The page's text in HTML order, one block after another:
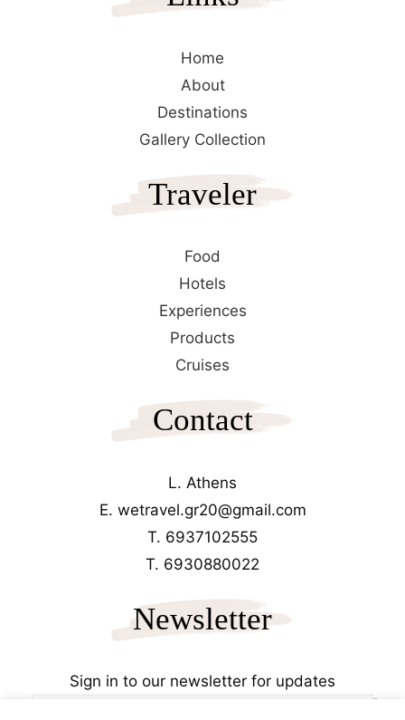
Home
About
Destinations
Gallery Collection
Traveler
Food
Hotels
Experiences
Products
Cruises
Contact
L. Athens
E. wetravel.gr20@gmail.com
T. 6937102555
T. 6930880022
Newsletter
Sign in to our newsletter for updates